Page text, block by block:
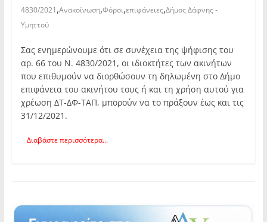
4830/2021,Ανακοίνωση,Φόροι,επιφάνειες,Δήμος Δάφνης -
Υμηττού
Σας ενημερώνουμε ότι σε συνέχεια της ψήφισης του
αρ. 66 του Ν. 4830/2021, οι ιδιοκτήτες των ακινήτων
που επιθυμούν να διορθώσουν τη δηλωμένη στο Δήμο
επιφάνεια του ακινήτου τους ή και τη χρήση αυτού για
χρέωση ΔΤ-ΔΦ-ΤΑΠ, μπορούν να το πράξουν έως και τις
31/12/2021.
Διαβάστε περισσότερα...